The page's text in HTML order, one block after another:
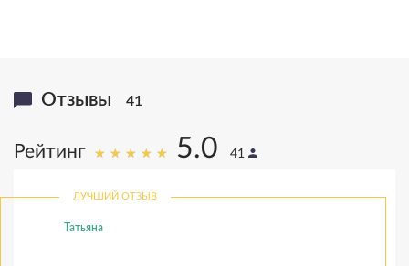
Отзывы 41
Рейтинг 5.0 41
ЛУЧШИЙ ОТЗЫВ
Татьяна